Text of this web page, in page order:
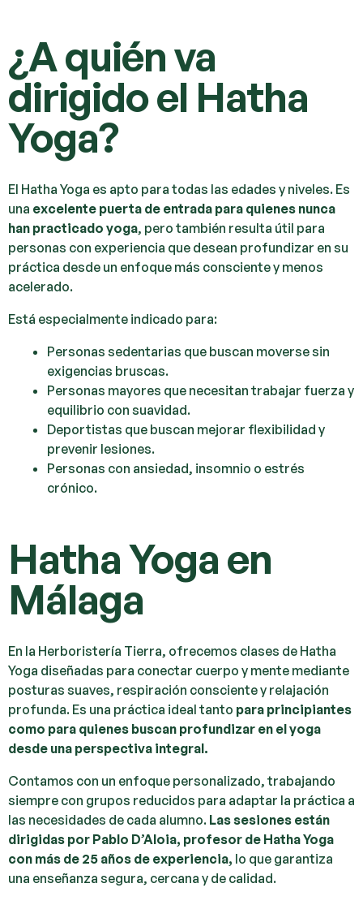
¿A quién va
dirigido el Hatha
Yoga?
El Hatha Yoga es apto para todas las edades y niveles. Es
una excelente puerta de entrada para quienes nunca
han practicado yoga, pero también resulta útil para
personas con experiencia que desean profundizar en su
práctica desde un enfoque más consciente y menos
acelerado.
Está especialmente indicado para:
Personas sedentarias que buscan moverse sin
exigencias bruscas.
Personas mayores que necesitan trabajar fuerza y
equilibrio con suavidad.
Deportistas que buscan mejorar flexibilidad y
prevenir lesiones.
Personas con ansiedad, insomnio o estrés
crónico.
Hatha Yoga en
Málaga
En la Herboristería Tierra, ofrecemos clases de Hatha
Yoga diseñadas para conectar cuerpo y mente mediante
posturas suaves, respiración consciente y relajación
profunda. Es una práctica ideal tanto para principiantes
como para quienes buscan profundizar en el yoga
desde una perspectiva integral.
Contamos con un enfoque personalizado, trabajando
siempre con grupos reducidos para adaptar la práctica a
las necesidades de cada alumno. Las sesiones están
dirigidas por Pablo D’Aloia, profesor de Hatha Yoga
con más de 25 años de experiencia, lo que garantiza
una enseñanza segura, cercana y de calidad.